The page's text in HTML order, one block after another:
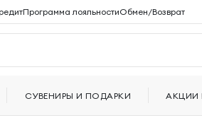
Программа лояльностиОбмен/Возврат
СУВЕНИРЫ И ПОДАРКИ АКЦИИ